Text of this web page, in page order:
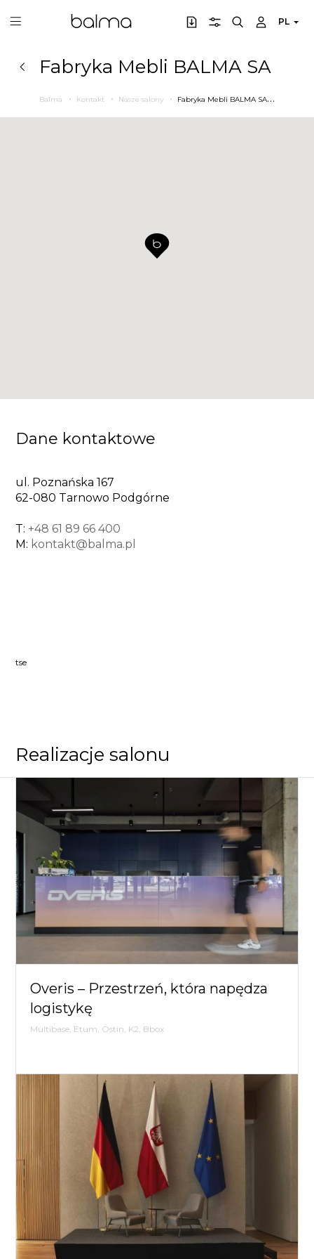
PL
Fabryka Mebli BALMA SA
Balma Kontakt Nasze salony F
abryka Mebli BALMA SA
Dane kontaktowe
ul. Poznańska 167
62-080 Tarnowo Podgórne
T: +48 61 89 66 400
M: kontakt@balma.pl
tse
Realizacje salonu
Overis – Przestrzeń, która napędza
logistykę
Multibase, Etum, Ostin, K2, Bbox